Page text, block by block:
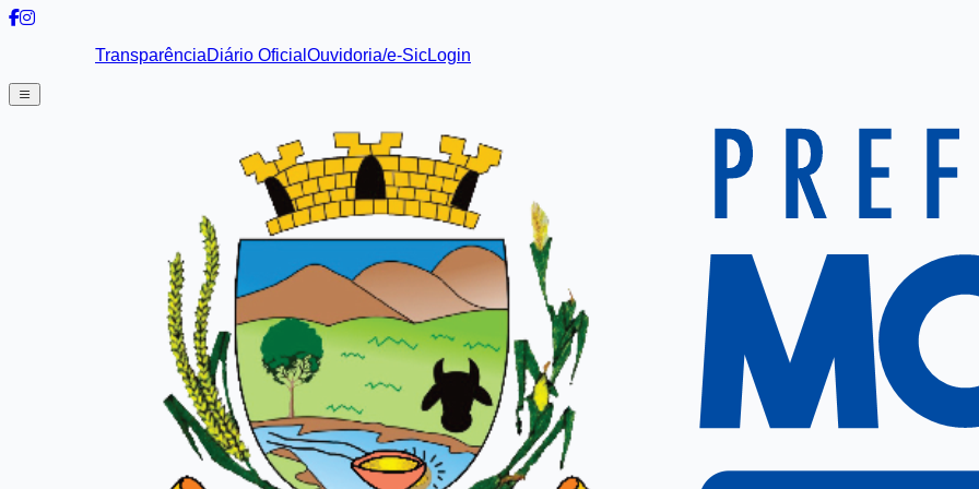
TransparênciaDiário Oficial Ouvidoria/e-SicLogin